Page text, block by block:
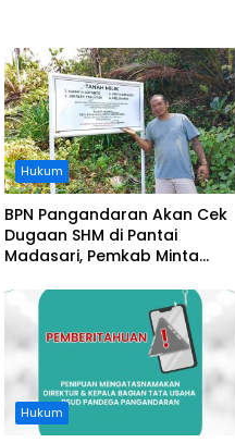
Hukum
BPN Pangandaran Akan Cek
Dugaan SHM di Pantai
Madasari, Pemkab Minta
Hukum